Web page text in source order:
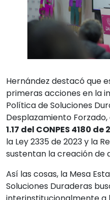
Hernández destacó que
primeras acciones en la
Política de Soluciones
Desplazamiento
1.17 del CONPES 4180 de
la Ley 2335 de 2023 y la
sustentan la creación de
Así las cosas, la Mesa
Soluciones Duraderas